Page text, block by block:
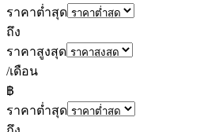
ราคาต่ำสุด
ถึง
ราคาสูงสุด
/เดือน
฿
ราคาต่ำสุด